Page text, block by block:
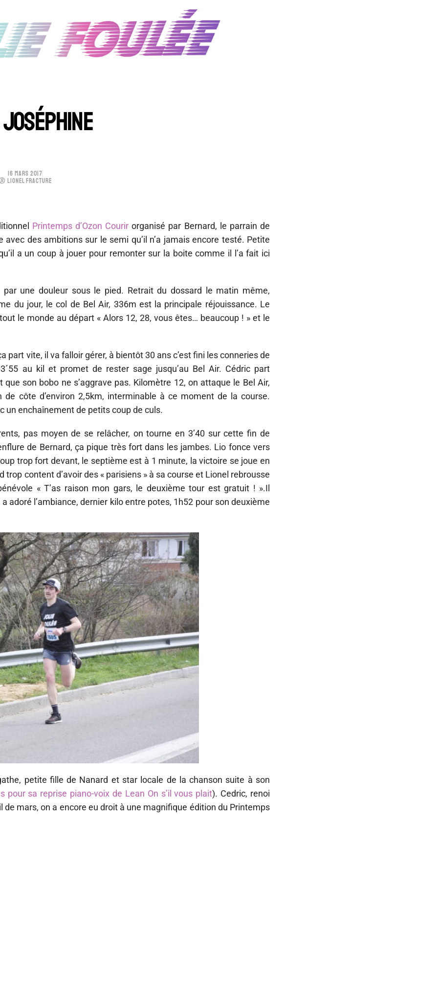
16 MARS 2017
LIONEL FRACTURE
Printemps d’Ozon Courir organisé par Bernard, le parrain de
des ambitions sur le semi qu’il n’a jamais encore testé. Petite
a un coup à jouer pour remonter sur la boite comme il l’a fait ici
une douleur sous le pied. Retrait du dossard le matin même,
du jour, le col de Bel Air, 336m est la principale réjouissance. Le
le monde au départ « Alors 12, 28, vous êtes… beaucoup ! » et le
vite, il va falloir gérer, à bientôt 30 ans c’est fini les conneries de
au kil et promet de rester sage jusqu’au Bel Air. Cédric part
son bobo ne s’aggrave pas. Kilomètre 12, on attaque le Bel Air,
côte d’environ 2,5km, interminable à ce moment de la course.
un enchaînement de petits coup de culs.
pas moyen de se relâcher, on tourne en 3’40 sur cette fin de
de Bernard, ça pique très fort dans les jambes. Lio fonce vers
trop fort devant, le septième est à 1 minute, la victoire se joue en
content d’avoir des « parisiens » à sa course et Lionel rebrousse
« T’as raison mon gars, le deuxième tour est gratuit ! ».Il
adoré l’ambiance, dernier kilo entre potes, 1h52 pour son deuxième
petite fille de Nanard et star locale de la chanson suite à son
pour sa reprise piano-voix de Lean On s’il vous plait). Cedric, renoi
mars, on a encore eu droit à une magnifique édition du Printemps